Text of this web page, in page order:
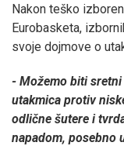
Nakon teško
Eurobasketa,
svoje dojmove o
- Možemo biti sretni
utakmica protiv
odlične šutere i
napadom, posebno